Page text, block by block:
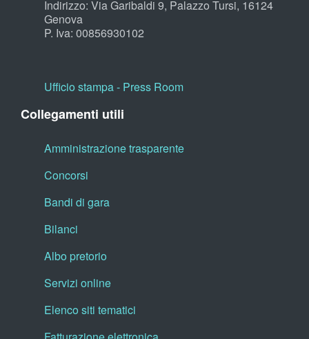
Indirizzo: Via Garibaldi 9, Palazzo Tursi, 16124
Genova
P. Iva: 00856930102
Ufficio stampa - Press Room
Collegamenti utili
Amministrazione trasparente
Concorsi
Bandi di gara
Bilanci
Albo pretorio
Servizi online
Elenco siti tematici